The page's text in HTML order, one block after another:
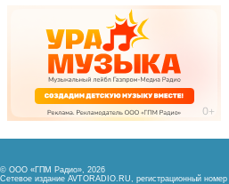
© ООО «ГПМ Радио», 2026
Сетевое издание AVTORADIO.RU, регистрационный номер